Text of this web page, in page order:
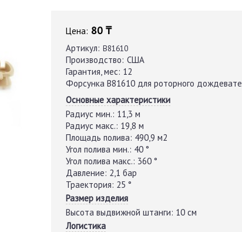
Цена: 80 ₸
Артикул: B81610
Производство: США
Гарантия, мес: 12
Форсунка B81610 для роторного
Основные характеристики
Радиус мин.: 11,3 м
Радиус макс.: 19,8 м
Площадь полива: 490,9 м2
Угол полива мин.: 40 °
Угол полива макс.: 360 °
Давление: 2,1 бар
Траектория: 25 °
Размер изделия
Высота выдвижной штанги: 10 см
Логистика